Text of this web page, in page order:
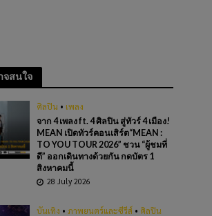
สนใจ
ศิลปิน • เพลง
จาก 4 เพลง ft. 4 ศิลปิน สู่ทัวร์ 4 เมือง!
MEAN เปิดทัวร์คอนเสิร์ต“MEAN :
TO YOU TOUR 2026” ชวน “ผู้ชมที่
ดี” ออกเดินทางด้วยกัน กดบัตร 1
สิงหาคมนี้
28 July 2026
บันเทิง • ภาพยนตร์และซีรีส์ • ศิลปิน